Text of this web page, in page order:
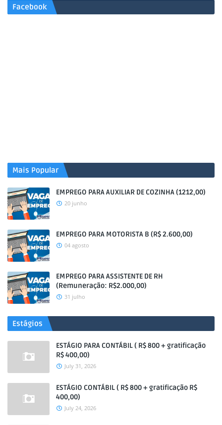
Facebook
Mais Popular
EMPREGO PARA AUXILIAR DE COZINHA (1212,00)
20 junho
EMPREGO PARA MOTORISTA B (R$ 2.600,00)
04 agosto
EMPREGO PARA ASSISTENTE DE RH
(Remuneração: R$2.000,00)
31 julho
Estágios
ESTÁGIO PARA CONTÁBIL ( R$ 800 + gratificação
R$ 400,00)
July 31, 2026
ESTÁGIO CONTÁBIL ( R$ 800 + gratificação R$
400,00)
July 24, 2026